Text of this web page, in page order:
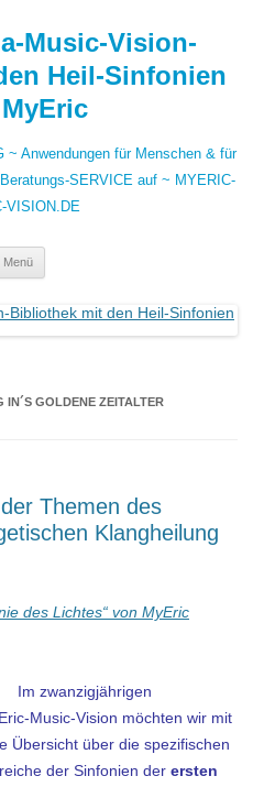
Music-Vision-
Heil-Sinfonien
~ Anwendungen für Menschen & für
SERVICE auf ~ MYERIC-
VISION.DE
Menü
IN´S GOLDENE ZEITALTER
Themen des
Klangheilung
des Lichtes“ von MyEric
Im zwanzigjährigen
Music-Vision möchten wir mit
Übersicht über die spezifischen
der Sinfonien der ersten